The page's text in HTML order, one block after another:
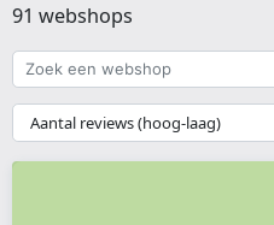
91 webshops
Zoek
een
webshop
{{
__('Sort')
}}